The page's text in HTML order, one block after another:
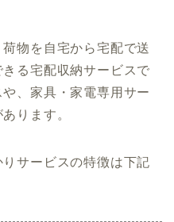
物を自宅から宅配で送
る宅配収納サービスで
、家具・家電専用サー
ります。
サービスの特徴は下記